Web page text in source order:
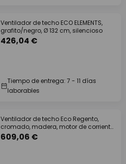
Ventilador de techo ECO ELEMENTS,
grafito/negro, Ø 132 cm, silencioso
426,04 €
Tiempo de entrega: 7 - 11 días
laborables
Ventilador de techo Eco Regento,
cromado, madera, motor de corriente
continua,
609,06 €